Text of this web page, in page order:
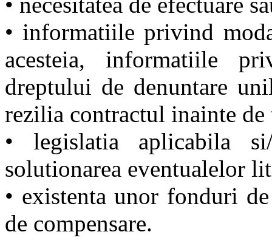
• informatiile privind
acesteia, informatiile
dreptului de denuntare
rezilia contractul inainte de
• legislatia aplicabila
solutionarea eventualelor
• existenta unor fonduri
de compensare.